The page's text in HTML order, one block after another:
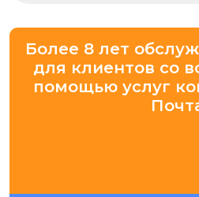
Более 8 лет
для клиентов со
помощью услуг